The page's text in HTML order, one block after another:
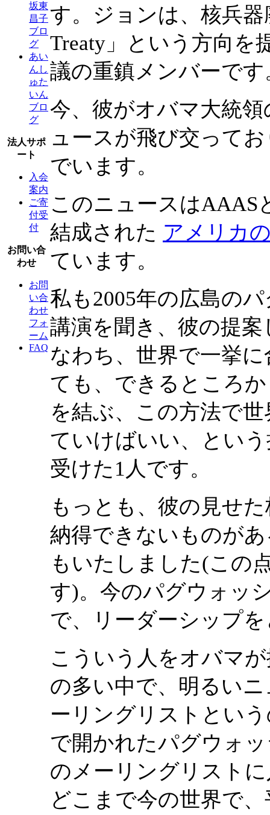
坂東
昌子
ブロ
グ
あい
んし
ゅた
いん
ブロ
グ
法人サポ
ート
入会
案内
ご寄
付受
付
お問い合
わせ
お問
い合
わせ
フォ
ーム
FAQ
す。ジョンは、核兵
Treaty」という方向を
議の重鎮メンバーです
今、彼がオバマ大統領
ュースが飛び交って
でいます。
このニュースはAAAS
結成された アメリカ
ています。
私も2005年の広島の
講演を聞き、彼の提
なわち、世界で一挙
ても、できるところ
を結ぶ、この方法で
ていけばいい、とい
受けた1人です。
もっとも、彼の見せ
納得できないものが
もいたしました(この
す)。今のパグウォッ
で、リーダーシップ
こういう人をオバマ
の多い中で、明るい
ーリングリストとい
で開かれたパグウォ
のメーリングリスト
どこまで今の世界で